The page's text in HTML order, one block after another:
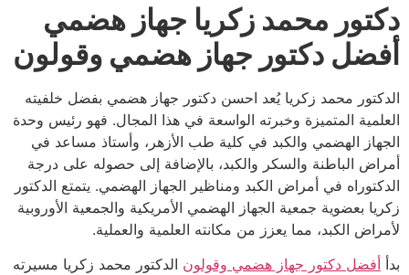
دكتور محمد زكريا جهاز هضمي
أفضل دكتور جهاز هضمي وقولون
الدكتور محمد زكريا يُعد احسن دكتور جهاز هضمي بفضل خلفيته
العلمية المتميزة وخبرته الواسعة في هذا المجال. فهو رئيس وحدة
الجهاز الهضمي والكبد في كلية طب الأزهر، وأستاذ مساعد في
أمراض الباطنة والسكر والكبد، بالإضافة إلى حصوله على درجة
الدكتوراه في أمراض الكبد ومناظير الجهاز الهضمي. يتمتع الدكتور
زكريا بعضوية جمعية الجهاز الهضمي الأمريكية والجمعية الأوروبية
لأمراض الكبد، مما يعزز من مكانته العلمية والعملية.
بدأ أفضل دكتور جهاز هضمي وقولون الدكتور محمد زكريا مسيرته